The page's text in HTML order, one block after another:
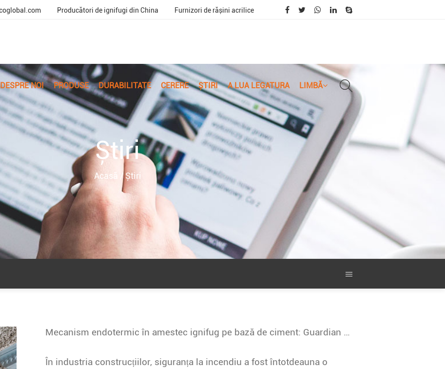
Producători de ignifugi din China Furnizori de rășini acrilice
DESPRE NOI PRODUSE DURABILITATE CERERE ȘTIRI A LUA LEGATURA LIMBĂ
Știri
Acasă /Știri
Mecanism endotermic în amestec ignifug pe bază de ciment: Guardian la temperatură ridicată
În industria construcțiilor, siguranța la incendiu a fost întotdeauna o